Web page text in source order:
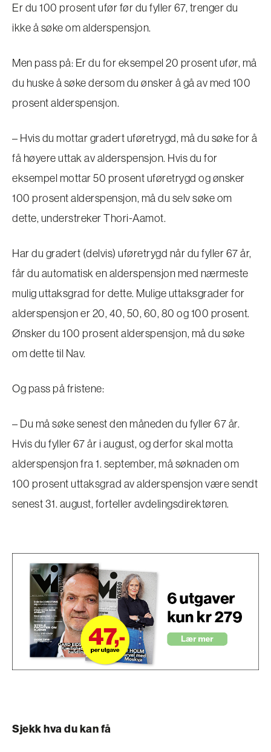
Er du 100 prosent ufør før du fyller 67, trenger du
ikke å søke om alderspensjon.
Men pass på: Er du for eksempel 20 prosent ufør, må
du huske å søke dersom du ønsker å gå av med 100
prosent alderspensjon.
– Hvis du mottar gradert uføretrygd, må du søke for å
få høyere uttak av alderspensjon. Hvis du for
eksempel mottar 50 prosent uføretrygd og ønsker
100 prosent alderspensjon, må du selv søke om
dette, understreker Thori-Aamot.
Har du gradert (delvis) uføretrygd når du fyller 67 år,
får du automatisk en alderspensjon med nærmeste
mulig uttaksgrad for dette. Mulige uttaksgrader for
alderspensjon er 20, 40, 50, 60, 80 og 100 prosent.
Ønsker du 100 prosent alderspensjon, må du søke
om dette til Nav.
Og pass på fristene:
– Du må søke senest den måneden du fyller 67 år.
Hvis du fyller 67 år i august, og derfor skal motta
alderspensjon fra 1. september, må søknaden om
100 prosent uttaksgrad av alderspensjon være sendt
senest 31. august, forteller avdelingsdirektøren.
Sjekk hva du kan få